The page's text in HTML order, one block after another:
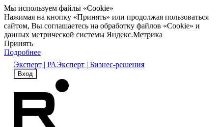
Мы используем файлы «Cookie»
Нажимая на кнопку «Принять» или продолжая пользоваться
сайтом, Вы соглашаетесь на обработку файлов «Cookie» и
данных метрической системы Яндекс.Метрика
Принять
Подробнее
Эксперт | РАЭксперт | Бизнес-решения
Вход